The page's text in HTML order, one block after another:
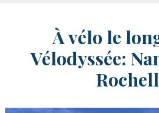
À vélo le
Vélodyssée: